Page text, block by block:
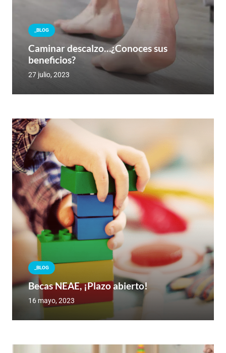
_BLOG
Caminar descalzo…¿Conoces sus
beneficios?
27 julio, 2023
_BLOG
Becas NEAE, ¡Plazo abierto!
16 mayo, 2023